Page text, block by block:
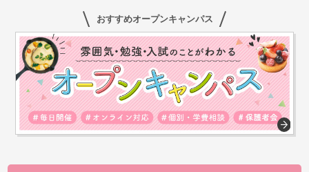
おすすめオープンキャンパス